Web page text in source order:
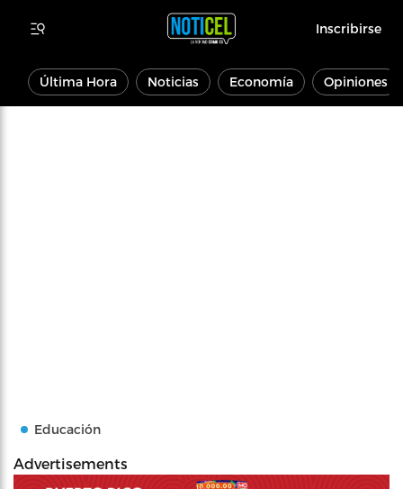
Inscribirse
Última Hora Noticias Economía Opiniones
Educación
Advertisements